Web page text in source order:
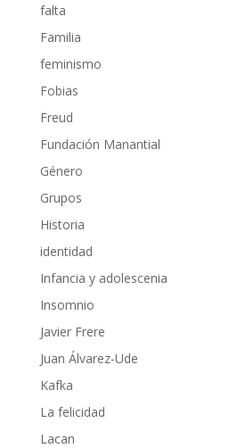
falta
Familia
feminismo
Fobias
Freud
Fundación Manantial
Género
Grupos
Historia
identidad
Infancia y adolescenia
Insomnio
Javier Frere
Juan Álvarez-Ude
Kafka
La felicidad
Lacan